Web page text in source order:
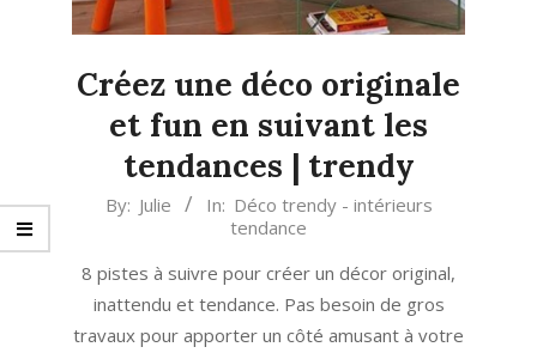
Créez une déco originale
et fun en suivant les
tendances | trendy
2024-
22
By: Julie In: Déco trendy - intérieurs
tendance
8 pistes à suivre pour créer un décor original,
inattendu et tendance. Pas besoin de gros
travaux pour apporter un côté amusant à votre